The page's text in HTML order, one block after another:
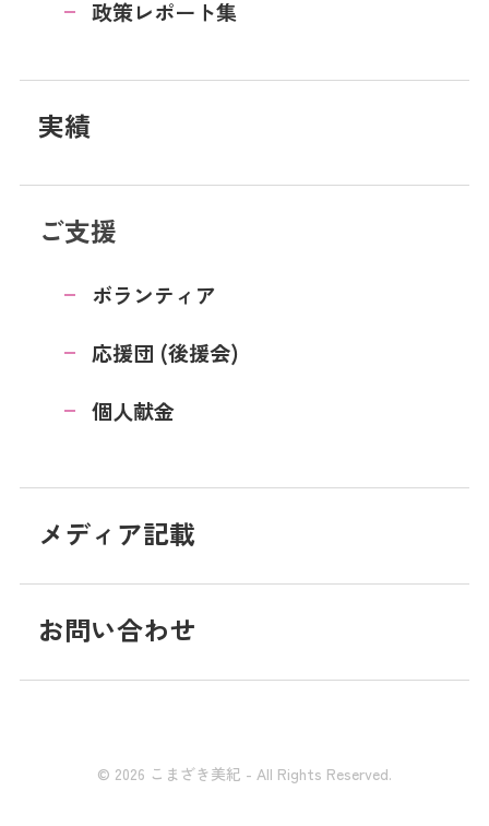
政策レポート集
実績
ご支援
ボランティア
応援団 (後援会)
個人献金
メディア記載
お問い合わせ
© 2026 こまざき美紀 - All Rights Reserved.